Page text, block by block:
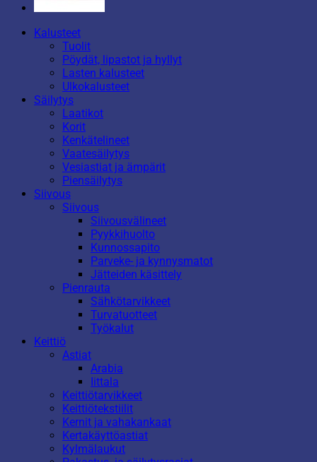
Kalusteet
Tuolit
Pöydät, lipastot ja hyllyt
Lasten kalusteet
Ulkokalusteet
Säilytys
Laatikot
Korit
Kenkätelineet
Vaatesäilytys
Vesiastiat ja ämpärit
Piensäilytys
Siivous
Siivous
Siivousvälineet
Pyykkihuolto
Kunnossapito
Parveke- ja kynnysmatot
Jätteiden käsittely
Pienrauta
Sähkötarvikkeet
Turvatuotteet
Työkalut
Keittiö
Astiat
Arabia
Iittala
Keittiötarvikkeet
Keittiötekstiilit
Kernit ja vahakankaat
Kertakäyttöastiat
Kylmälaukut